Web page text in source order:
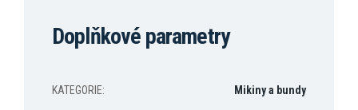
Doplňkové parametry
KATEGORIE: Mikiny a bundy